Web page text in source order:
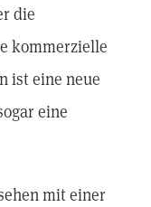
die
kommerzielle
ist eine neue
eine
mit einer